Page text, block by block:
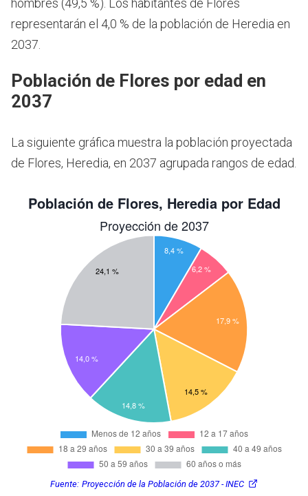
hombres (49,5 %). Los habitantes de Flores
representarán el 4,0 % de la población de Heredia en
2037.
Población de Flores por edad en
2037
La siguiente gráfica muestra la población proyectada
de Flores, Heredia, en 2037 agrupada rangos de edad.
Fuente: Proyección de la Población de 2037 - INEC